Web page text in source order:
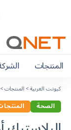
المنتجات
كيونت العربية>المنتجات>
الصحة